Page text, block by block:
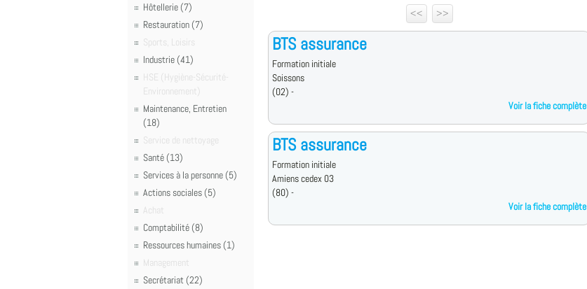
Hôtellerie (7)
Restauration (7)
Sports, Loisirs
Industrie (41)
HSE (Hygiène-Sécurité-
Environnement)
Maintenance, Entretien
(18)
Service de nettoyage
Santé (13)
Services à la personne (5)
Actions sociales (5)
Achat
Comptabilité (8)
Ressources humaines (1)
Management
Secrétariat (22)
<<
>>
BTS assurance
Formation initiale
Soissons
(02) -
Voir la fiche complète
BTS assurance
Formation initiale
Amiens cedex 03
(80) -
Voir la fiche complète